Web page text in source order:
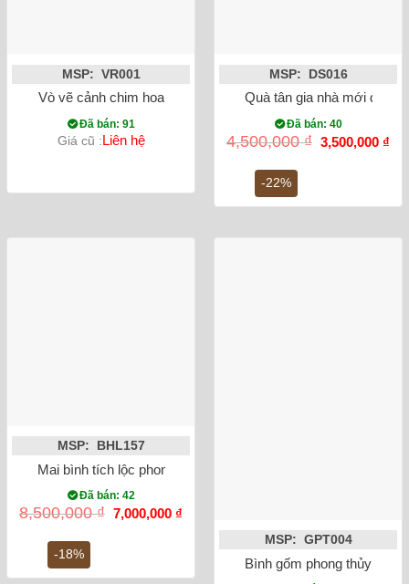
MSP: VR001
Vò vẽ cảnh chim hoa
Đã bán: 91
Giá cũ :Liên hệ
-22%
MSP: DS016
Quà tân gia nhà mới đĩa
Đã bán: 40
4,500,000₫ Giá
gốc
3,500,000 ₫
-18%
MSP: BHL157
Mai bình tích lộc phong thủy nhị cảnh màu vàng đắp nổi 60cm
Đã bán: 42
8,500,000₫ Giá
gốc
7,000,000 ₫
7,000,000 ₫.
MSP: GPT004
Bình gốm phong thủy tỏi